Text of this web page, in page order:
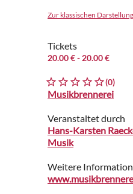
Zur klassischen
Tickets
20.00 €- 20.00 €
(0)
Musikbrennerei
Veranstaltet durch
Hans-Karsten
Musik
Weitere